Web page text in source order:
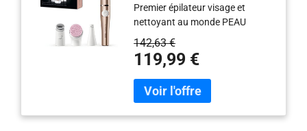
Premier épilateur visage et
nettoyant au monde PEAU
ÉCLATANTE : La combinaison
des différents accessoires vous
aide à obtenir une peau radieuse
et lumineuse SOINS DU VISAGE
COMPLETS : Stimulez votre peau
142,63 €
119,99 €